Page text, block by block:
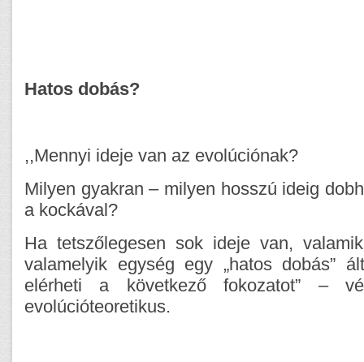
Hatos dobás?
,,Mennyi ideje van az evolúciónak?
Milyen gyakran – milyen hosszú ideig
a kockával?
Ha tetszőlegesen sok ideje van,
valamelyik egység egy „hatos dobás”
elérheti a következő fokozatot” –
evolúcióteoretikus.